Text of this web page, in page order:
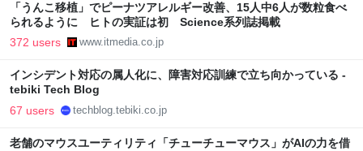
「うんこ移植」でピーナツアレルギー改善、15人中6人が数粒食べ
られるように ヒトの実証は初 Science系列誌掲載
372 users www.itmedia.co.jp
インシデント対応の属人化に、障害対応訓練で立ち向かっている -
tebiki Tech Blog
67 users techblog.tebiki.co.jp
老舗のマウスユーティリティ「チューチューマウス」がAIの力を借